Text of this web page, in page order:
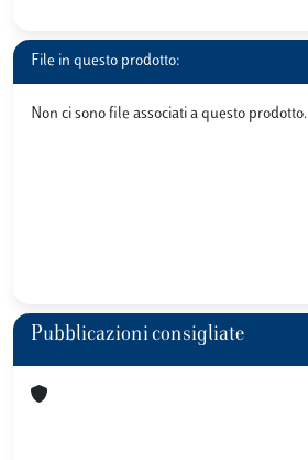
File in questo prodotto:
Non ci sono file associati a questo prodotto.
Pubblicazioni consigliate